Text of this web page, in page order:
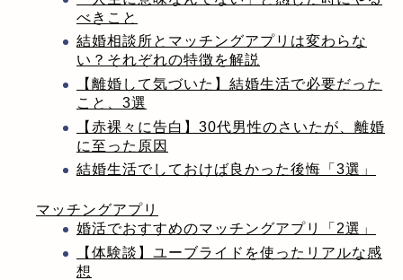
べきこと
結婚相談所とマッチングアプリは変わらな
い？それぞれの特徴を解説
【離婚して気づいた】結婚生活で必要だった
こと、3選
【赤裸々に告白】30代男性のさいたが、離婚
に至った原因
結婚生活でしておけば良かった後悔「3選」
マッチングアプリ
婚活でおすすめのマッチングアプリ「2選」
【体験談】ユーブライドを使ったリアルな感
想